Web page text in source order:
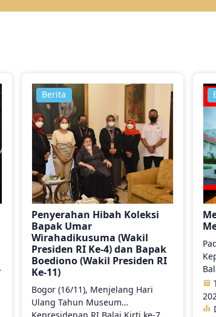
Berita
Penyerahan Hibah Koleksi
Bapak Umar
Wirahadikusuma (Wakil
Presiden RI Ke-4) dan Bapak
Boediono (Wakil Presiden RI
Ke-11)
Bogor (16/11), Menjelang Hari
Ulang Tahun Museum